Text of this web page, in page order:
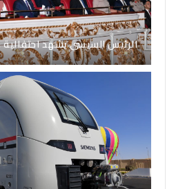
الرئيس السيسي يشهد